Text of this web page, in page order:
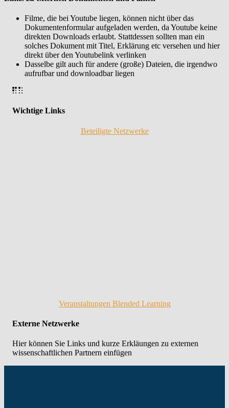
Filme, die bei Youtube liegen, können nicht über das
Dokumentenformular aufgeladen werden, da Youtube keine
direkten Downloads erlaubt. Stattdessen sollten man ein
solches Dokument mit Titel, Erklärung etc versehen und hier
direkt über den Youtubelink verlinken
Dasselbe gilt auch für andere (große) Dateien, die irgendwo
aufrufbar und downloadbar liegen
Wichtige Links
Beteiligte Netzwerke
Veranstaltungen Blended Learning
Externe Netzwerke
Hier können Sie Links und kurze Erkläungen zu externen
wissenschaftlichen Partnern einfügen